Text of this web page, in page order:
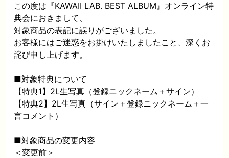
この度は『KAWAII LAB. BEST ALBUM』オンライン特
典会におきまして、
対象商品の表記に誤りがございました。
お客様にはご迷惑をお掛けいたしましたこと、深くお
詫び申し上げます。
■対象特典について
【特典1】2L生写真（登録ニックネーム＋サイン）
【特典2】2L生写真（サイン＋登録ニックネーム＋一
言コメント）
■対象商品の変更内容
＜変更前＞